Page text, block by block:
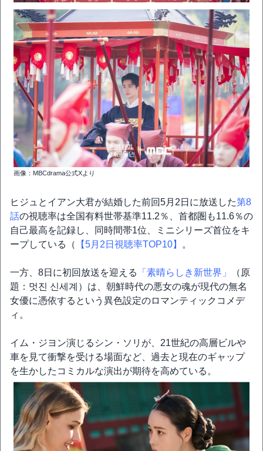
画像：MBCdrama公式Xより
ヒジュとイアン大君が結婚した前回5月2日に放送した第8
話の視聴率は全国有料世帯基準11.2％、首都圏も11.6％の
自己最高を記録し、同時間帯1位、ミニシリーズ首位をキ
ープしている（
【5月2日視聴率TOP10】 。
一方、8日に初回放送を迎える 「素晴らしき新世界」
（原
題：멋진 신세계）は、朝鮮時代の悪女の魂が現代の無名
女優に憑依するという異色設定のロマンティックコメデ
ィ。
イム・ジヨン演じるシン・ソリが、21世紀の高層ビルや
車を見て衝撃を受ける場面など、過去と現在のギャップ
を生かしたコミカルな演出が期待を高めている。